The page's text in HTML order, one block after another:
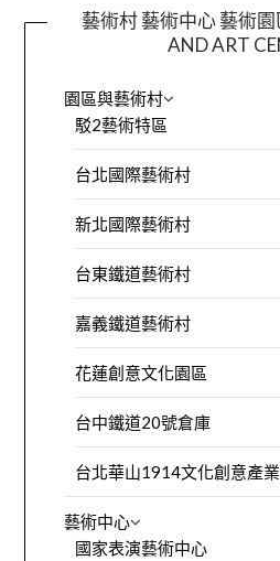
藝術村 藝術中心 藝術
AND ART
園區與藝術村
駁2藝術特區
台北國際藝術村
新北國際藝術村
台東鐵道藝術村
嘉義鐵道藝術村
花蓮創意文化園區
台中鐵道20號倉庫
台北華山1914文化創意產
藝術中心
國家表演藝術中心